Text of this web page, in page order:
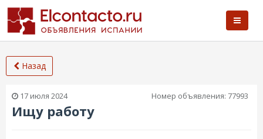
Назад
17 июля 2024 Номер объявления: 77993
Ищу работу